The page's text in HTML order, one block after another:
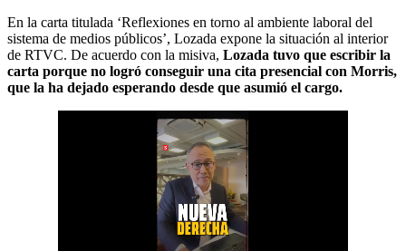
En la carta titulada ‘Reflexiones en torno al ambiente laboral del
sistema de medios públicos’, Lozada expone la situación al interior
de RTVC. De acuerdo con la misiva, Lozada tuvo que escribir la
carta porque no logró conseguir una cita presencial con Morris,
que la ha dejado esperando desde que asumió el cargo.